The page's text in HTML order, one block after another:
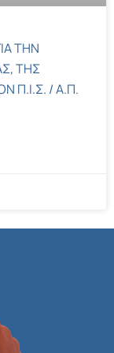
ΤΗΝ
ΤΗΣ
Π.Ι.Σ. / Α.Π.